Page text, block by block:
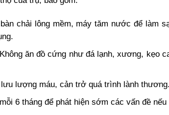
chải lông mềm, máy tăm nước để làm
ăn đồ cứng như đá lạnh, xương, kẹo
lượng máu, cản trở quá trình lành
6 tháng để phát hiện sớm các vấn đề nếu